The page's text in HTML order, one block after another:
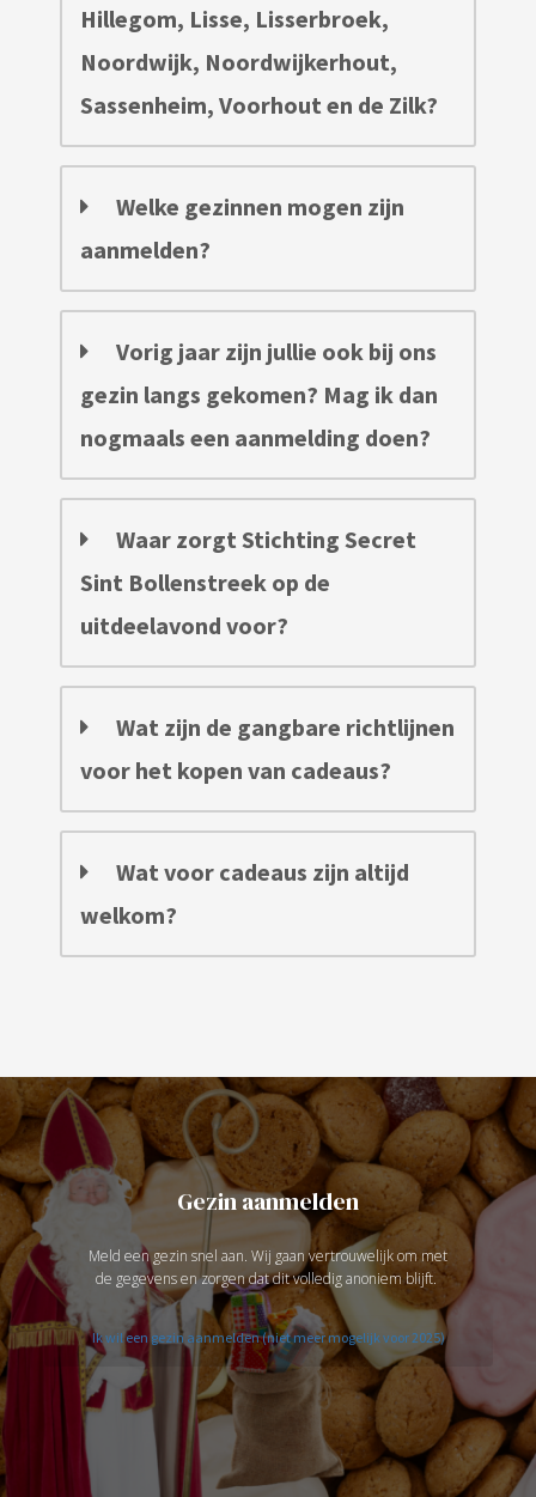
Hillegom, Lisse, Lisserbroek,
Noordwijk, Noordwijkerhout,
Sassenheim, Voorhout en de Zilk?
Welke gezinnen mogen zijn
aanmelden?
Vorig jaar zijn jullie ook bij ons
gezin langs gekomen? Mag ik dan
nogmaals een aanmelding doen?
Waar zorgt Stichting Secret
Sint Bollenstreek op de
uitdeelavond voor?
Wat zijn de gangbare richtlijnen
voor het kopen van cadeaus?
Wat voor cadeaus zijn altijd
welkom?
Gezin aanmelden
Meld een gezin snel aan. Wij gaan vertrouwelijk om met
de gegevens en zorgen dat dit volledig anoniem blijft.
Ik wil een gezin aanmelden (niet meer mogelijk voor 2025)